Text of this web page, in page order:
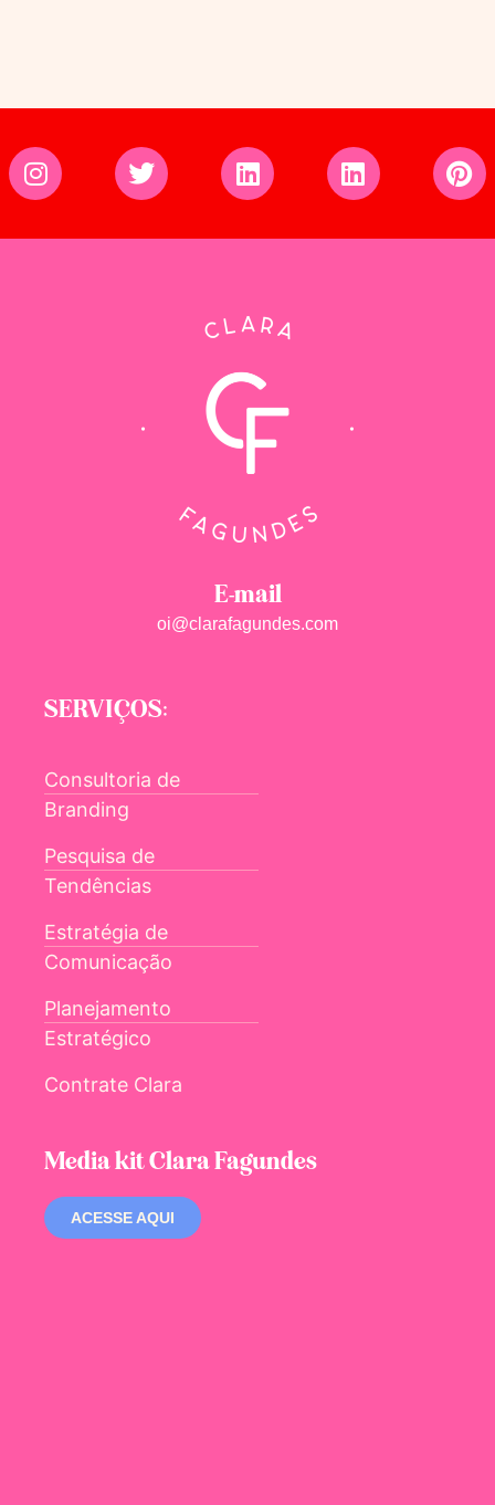
E-mail
oi@clarafagundes.com
SERVIÇOS:
Consultoria de
Branding
Pesquisa de
Tendências
Estratégia de
Comunicação
Planejamento
Estratégico
Contrate Clara
Media kit Clara Fagundes
ACESSE AQUI